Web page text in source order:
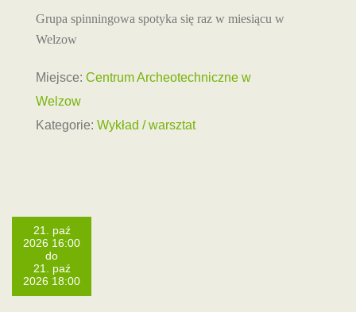
Grupa spinningowa spotyka się raz w miesiącu w
Welzow
Miejsce: Centrum Archeotechniczne w
Welzow
Kategorie: Wykład / warsztat
21. paź
2026 16:00
do
21. paź
2026 18:00